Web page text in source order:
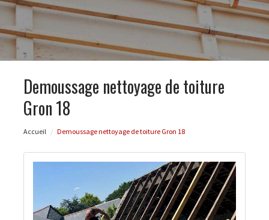
Demoussage nettoyage de toiture
Gron 18
Accueil Demoussage nettoyage de toiture Gron 18